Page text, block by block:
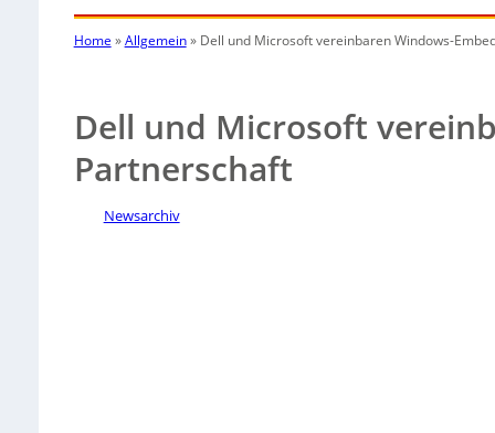
Home »Allgemein» Dell und Microsoft vereinbaren Windows-
Dell und Microsoft
Partnerschaft
Newsarchiv